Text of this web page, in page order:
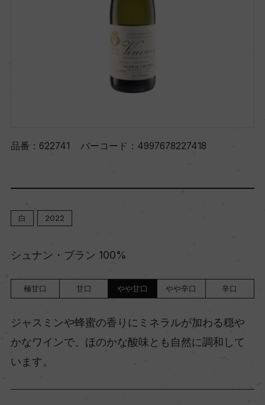
品番： 622741 バーコード： 4997678227418
白 2022
シュナン・ブラン 100%
極甘口 甘口 やや甘口 やや辛口 辛口
ジャスミンや蜂蜜の香りにミネラルが加わる穏や
かなワインで、ほのかな酸味とも自然に調和して
います。